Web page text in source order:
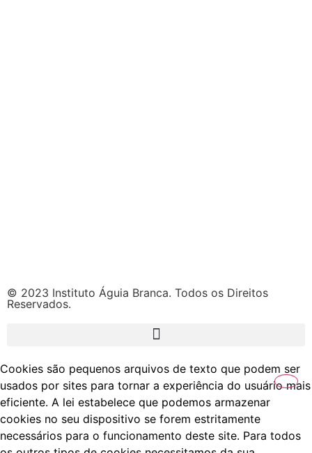
© 2023 Instituto Águia Branca. Todos os Direitos
Reservados.
Cookies são pequenos arquivos de texto que podem ser
usados por sites para tornar a experiência do usuário mais
eficiente. A lei estabelece que podemos armazenar
cookies no seu dispositivo se forem estritamente
necessários para o funcionamento deste site. Para todos